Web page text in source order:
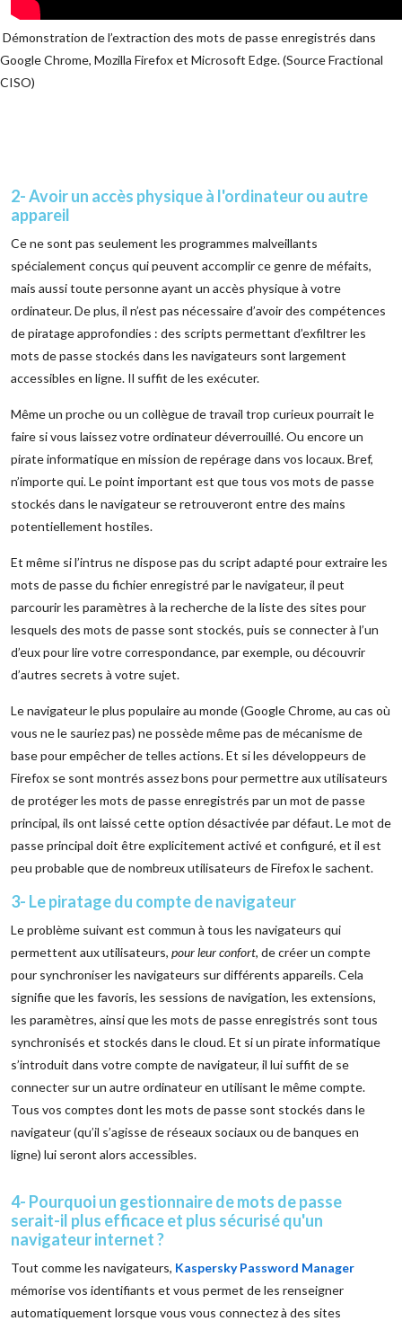
Démonstration de l’extraction des mots de passe enregistrés dans
Google Chrome, Mozilla Firefox et Microsoft Edge. (Source Fractional
CISO)
2- Avoir un accès physique à l'ordinateur ou autre
appareil
Ce ne sont pas seulement les programmes malveillants
spécialement conçus qui peuvent accomplir ce genre de méfaits,
mais aussi toute personne ayant un accès physique à votre
ordinateur. De plus, il n’est pas nécessaire d’avoir des compétences
de piratage approfondies : des scripts permettant d’exfiltrer les
mots de passe stockés dans les navigateurs sont largement
accessibles en ligne. Il suffit de les exécuter.
Même un proche ou un collègue de travail trop curieux pourrait le
faire si vous laissez votre ordinateur déverrouillé. Ou encore un
pirate informatique en mission de repérage dans vos locaux. Bref,
n’importe qui. Le point important est que tous vos mots de passe
stockés dans le navigateur se retrouveront entre des mains
potentiellement hostiles.
Et même si l’intrus ne dispose pas du script adapté pour extraire les
mots de passe du fichier enregistré par le navigateur, il peut
parcourir les paramètres à la recherche de la liste des sites pour
lesquels des mots de passe sont stockés, puis se connecter à l’un
d’eux pour lire votre correspondance, par exemple, ou découvrir
d’autres secrets à votre sujet.
Le navigateur le plus populaire au monde (Google Chrome, au cas où
vous ne le sauriez pas) ne possède même pas de mécanisme de
base pour empêcher de telles actions. Et si les développeurs de
Firefox se sont montrés assez bons pour permettre aux utilisateurs
de protéger les mots de passe enregistrés par un mot de passe
principal, ils ont laissé cette option désactivée par défaut. Le mot de
passe principal doit être explicitement activé et configuré, et il est
peu probable que de nombreux utilisateurs de Firefox le sachent.
3- Le piratage du compte de navigateur
Le problème suivant est commun à tous les navigateurs qui
permettent aux utilisateurs, pour leur confort, de créer un compte
pour synchroniser les navigateurs sur différents appareils. Cela
signifie que les favoris, les sessions de navigation, les extensions,
les paramètres, ainsi que les mots de passe enregistrés sont tous
synchronisés et stockés dans le cloud. Et si un pirate informatique
s’introduit dans votre compte de navigateur, il lui suffit de se
connecter sur un autre ordinateur en utilisant le même compte.
Tous vos comptes dont les mots de passe sont stockés dans le
navigateur (qu’il s’agisse de réseaux sociaux ou de banques en
ligne) lui seront alors accessibles.
4- Pourquoi un gestionnaire de mots de passe
serait-il plus efficace et plus sécurisé qu'un
navigateur internet ?
Tout comme les navigateurs, Kaspersky Password Manager
mémorise vos identifiants et vous permet de les renseigner
automatiquement lorsque vous vous connectez à des sites